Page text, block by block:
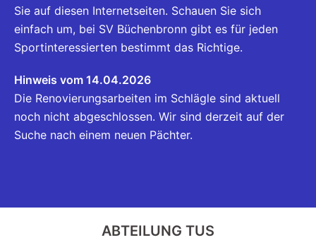
Sie auf diesen Internetseiten. Schauen Sie sich
einfach um, bei SV Büchenbronn gibt es für jeden
Sportinteressierten bestimmt das Richtige.
Hinweis vom 14.04.2026
Die Renovierungsarbeiten im Schlägle sind aktuell
noch nicht abgeschlossen. Wir sind derzeit auf der
Suche nach einem neuen Pächter.
ABTEILUNG TUS